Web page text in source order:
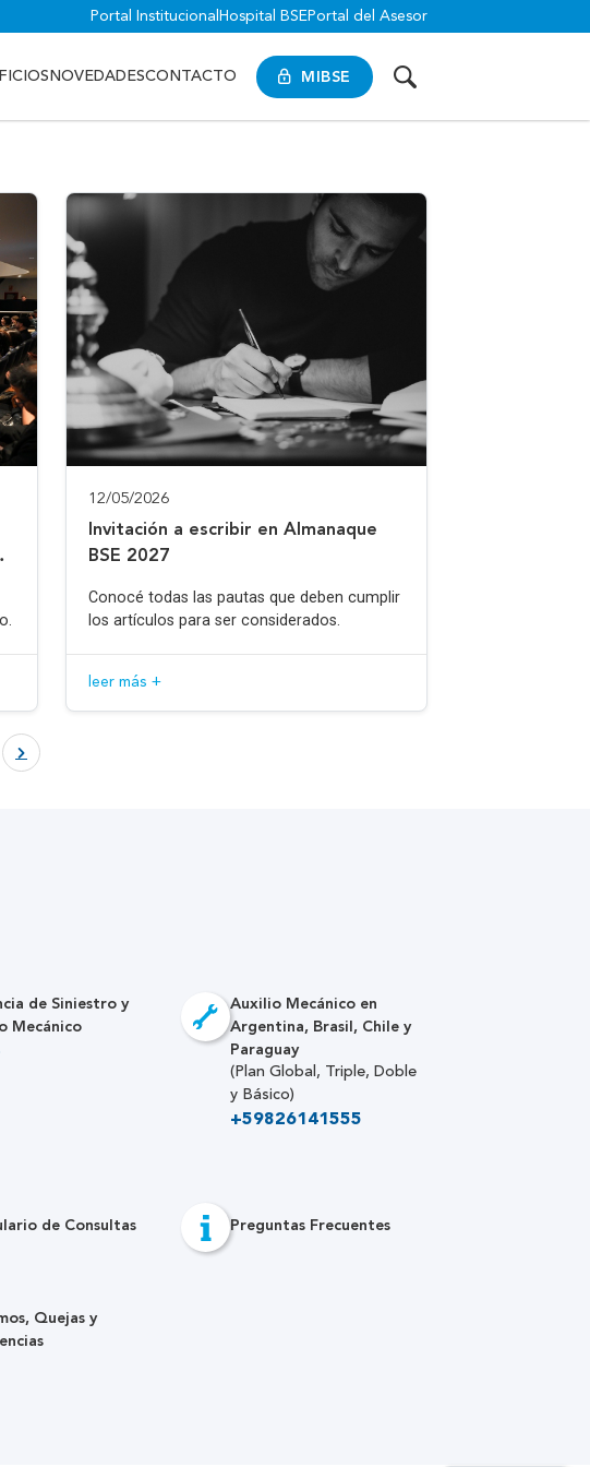
Portal Institucional Hospital BSE Portal del Asesor
MIBSE
NOVEDADESCONTACTO
12/05/2026
Invitación a escribir en Almanaque
BSE 2027
Conocé todas las pautas que deben cumplir
los artículos para ser considerados.
leer más +
de Siniestro y
Mecánico
Auxilio Mecánico en
Argentina, Brasil, Chile y
Paraguay
(Plan Global, Triple, Doble
y Básico)
+59826141555
de Consultas Preguntas Frecuentes
Quejas y